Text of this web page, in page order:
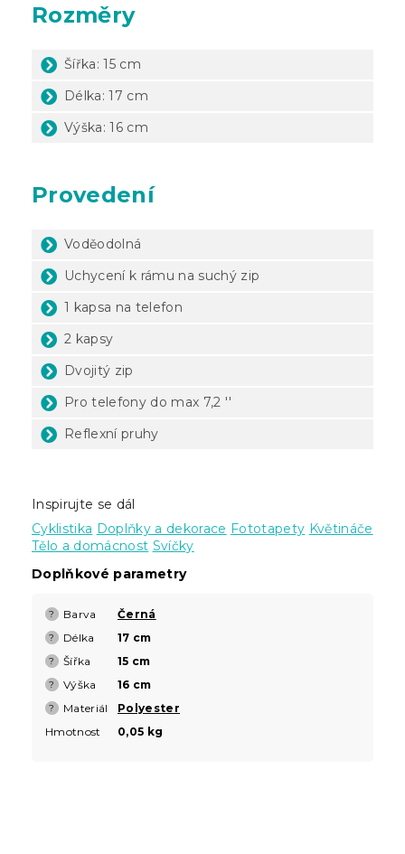
Rozměry
Šířka: 15 cm
Délka: 17 cm
Výška: 16 cm
Provedení
Voděodolná
Uchycení k rámu na suchý zip
1 kapsa na telefon
2 kapsy
Dvojitý zip
Pro telefony do max 7,2 ''
Reflexní pruhy
Inspirujte se dál
Cyklistika Doplňky a dekorace Fototapety Květináče
Tělo a domácnost Svíčky
Doplňkové parametry
? Barva Černá
? Délka 17 cm
? Šířka 15 cm
? Výška 16 cm
? Materiál
Polyester
Hmotnost
0,05 kg